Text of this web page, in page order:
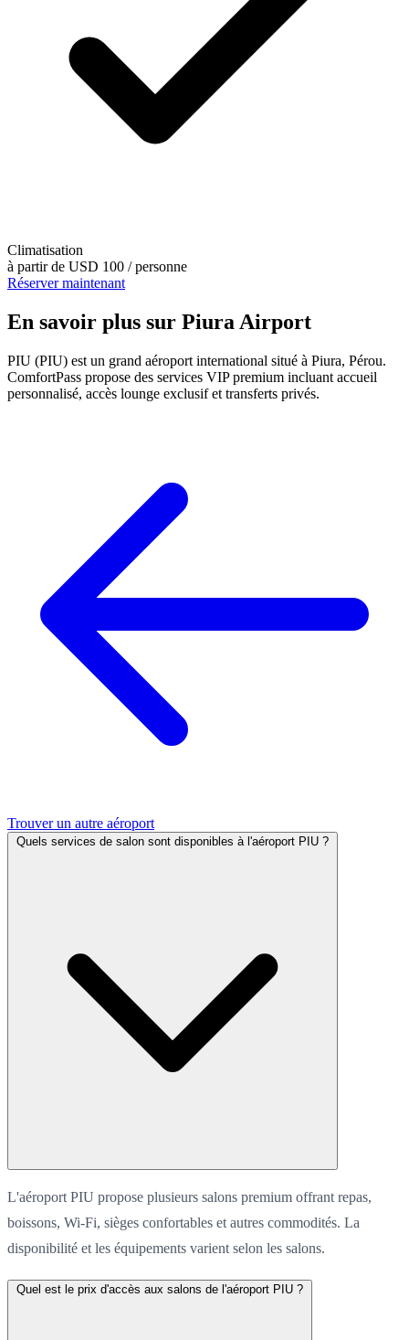
Climatisation
à partir de USD 100 / personne
Réserver maintenant
En savoir plus sur Piura Airport
PIU (PIU) est un grand aéroport international situé à Piura, Pérou.
ComfortPass propose des services VIP premium incluant accueil
personnalisé, accès lounge exclusif et transferts privés.
Trouver un autre aéroport
Quels services de salon sont disponibles à l'aéroport PIU ?
L'aéroport PIU propose plusieurs salons premium offrant repas,
boissons, Wi-Fi, sièges confortables et autres commodités. La
disponibilité et les équipements varient selon les salons.
Quel est le prix d'accès aux salons de l'aéroport PIU ?